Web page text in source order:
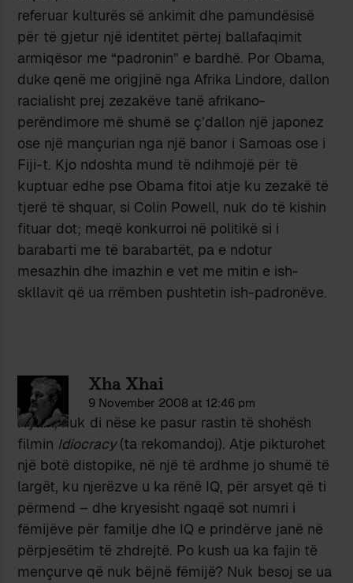
referuar kulturës së ankimit dhe pamundësisë
për të gjetur një identitet përtej ballafaqimit
armiqësor me “padronin” e bardhë. Por Obama,
duke qenë me origjinë nga Afrika Lindore, dallon
racialisht prej zezakëve tanë afrikano-
perëndimore më shumë se ç’dallon një japonez
ose një mançurian nga një banor i Samoas ose i
Fiji-t. Kjo ndoshta mund të ndihmojë për të
kuptuar edhe pse Obama fitoi atje ku zezakë të
tjerë të shquar, si Colin Powell, nuk do të kishin
fituar dot; meqë konkurroi në politikë si i
barabarti me të barabartët, pa e ndotur
mesazhin dhe imazhin e vet me mitin e ish-
skllavit që ua rrëmben pushtetin ish-padronëve.
Xha Xhai
9 November 2008 at 12:46 pm
Hyllin, nuk di nëse ke pasur rastin të shohësh
filmin Idiocracy(ta rekomandoj). Atje pikturohet
një botë distopike, në një të ardhme jo shumë të
largët, ku njerëzve u ka rënë IQ, për arsyet që ti
përmend – dhe kryesisht ngaqë sot numri i
fëmijëve për familje dhe IQ e prindërve janë në
përpjesëtim të zhdrejtë. Po kush ua ka fajin të
mençurve që nuk bëjnë fëmijë? Nuk besoj se ua